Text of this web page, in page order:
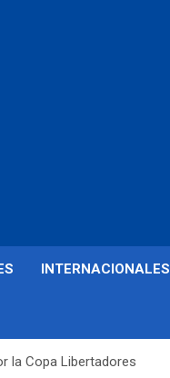
INTERNACIONALES
la Copa Libertadores